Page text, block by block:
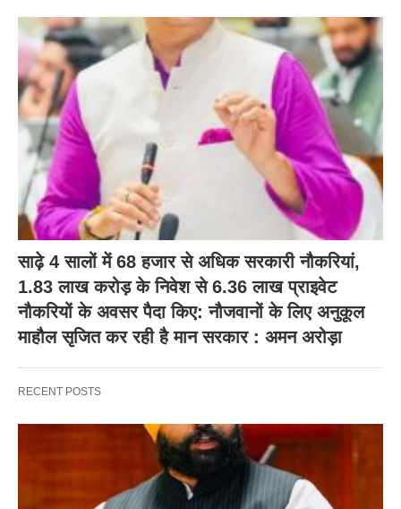
साढ़े 4 सालों में 68 हजार से अधिक सरकारी नौकरियां,
1.83 लाख करोड़ के निवेश से 6.36 लाख प्राइवेट
नौकरियों के अवसर पैदा किए: नौजवानों के लिए अनुकूल
माहौल सृजित कर रही है मान सरकार : अमन अरोड़ा
RECENT POSTS